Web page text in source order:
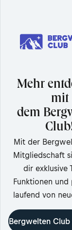
Mehr
mit
dem
Mit der
Mitgliedschaft
dir exklusive
Funktionen
laufend von
Bergwelten